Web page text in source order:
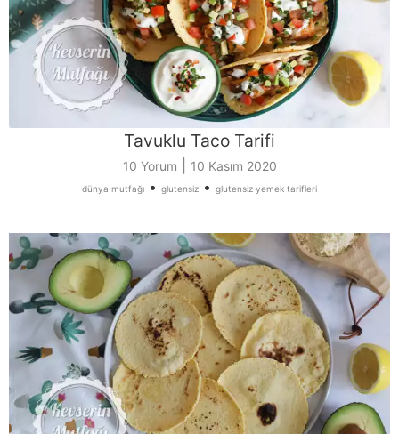
Tavuklu Taco Tarifi
10 Yorum 10 Kasım 2020
dünya mutfağı • glutensiz • glutensiz yemek tarifleri